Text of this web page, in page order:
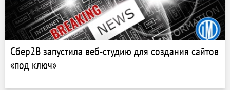
Cбер2B запустила веб-студию для создания сайтов
«под ключ»